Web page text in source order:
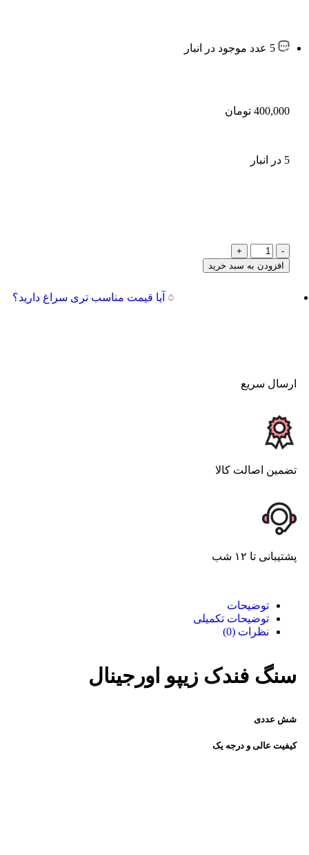
5 عدد موجود در انبار
400,000 تومان
5 در انبار
افزودن به سبد خرید
آیا قیمت مناسب تری سراغ دارید؟
ارسال سریع
تضمین اصالت کالا
پشتیبانی تا ۱۲ شب
توضیحات
توضیحات تکمیلی
نظرات (0)
سنگ فندک زیپو اورجینال
شش عددی
کیفیت عالی و درجه یک